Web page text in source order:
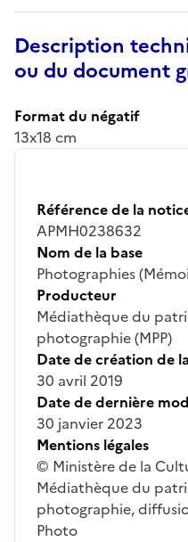
Description
ou du document
Format du négatif
13x18 cm
Référence de la
APMH0238632
Nom de la base
Photographies
Producteur
Médiathèque du
photographie (MPP)
Date de création de
30 avril 2019
Date de dernière
30 janvier 2023
Mentions légales
© Ministère de la
Médiathèque du
photographie,
Photo